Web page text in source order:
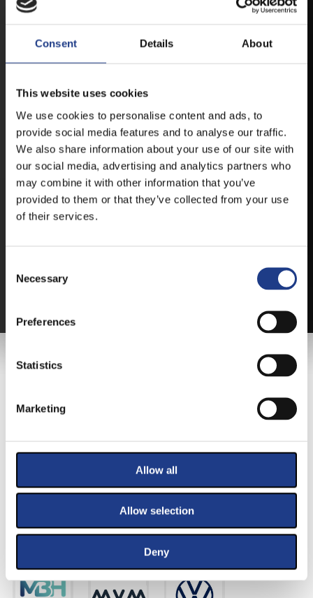
Consent Details About
This website uses cookies
We use cookies to personalise content and ads, to
provide social media features and to analyse our traffic.
We also share information about your use of our site with
our social media, advertising and analytics partners who
may combine it with other information that you’ve
provided to them or that they’ve collected from your use
of their services.
Necessary
Preferences
Statistics
Marketing
Allow all
Allow selection
Deny
JEGYEK
FŐTÁMOGATÓNK
KIEMELT TÁMOGATÓINK